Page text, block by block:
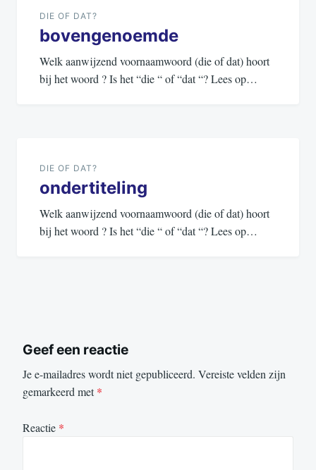
navigatie
DIE OF DAT?
bovengenoemde
Welk aanwijzend voornaamwoord (die of dat) hoort
bij het woord ? Is het “die “ of “dat “? Lees op…
DIE OF DAT?
ondertiteling
Welk aanwijzend voornaamwoord (die of dat) hoort
bij het woord ? Is het “die “ of “dat “? Lees op…
Geef een reactie
Je e-mailadres wordt niet gepubliceerd. Vereiste velden zijn
gemarkeerd met*
Reactie *